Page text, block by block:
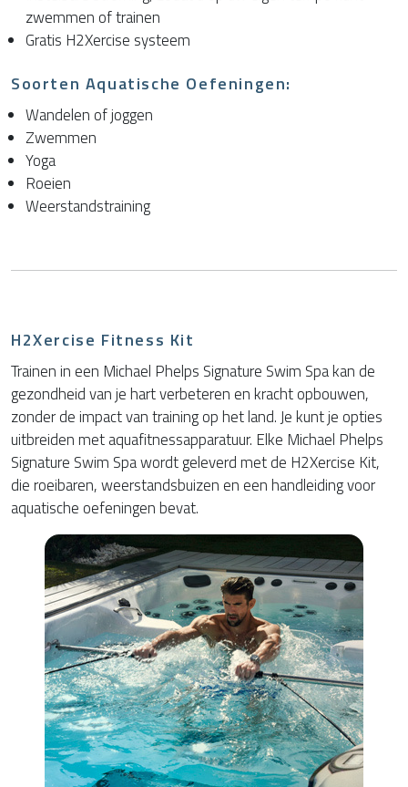
zwemmen of trainen
Gratis H2Xercise systeem
Soorten Aquatische Oefeningen:
Wandelen of joggen
Zwemmen
Yoga
Roeien
Weerstandstraining
H2Xercise Fitness Kit
Trainen in een Michael Phelps Signature Swim Spa kan de
gezondheid van je hart verbeteren en kracht opbouwen,
zonder de impact van training op het land. Je kunt je opties
uitbreiden met aquafitnessapparatuur. Elke Michael Phelps
Signature Swim Spa wordt geleverd met de H2Xercise Kit,
die roeibaren, weerstandsbuizen en een handleiding voor
aquatische oefeningen bevat.